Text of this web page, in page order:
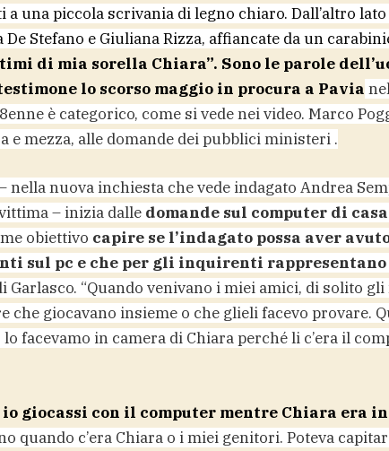
a una piccola scrivania di legno chiaro. Dall’altro
Stefano e Giuliana Rizza, affiancate da un
di mia sorella Chiara”. Sono le parole
lo scorso maggio in procura a Pavia
è categorico, come si vede nei video. Marco
e mezza, alle domande dei pubblici ministeri .
nella nuova inchiesta che vede indagato Andrea
– inizia dalledomande sul computer di casa
obiettivo capire se l’indagato possa aver
sul pc e che per gli inquirenti
Garlasco. “Quando venivano i miei amici, di solito
che giocavano insieme o che glieli facevo provare.
facevamo in camera di Chiara perché li c’era il
giocassi con il computer mentre Chiara era in
quando c’era Chiara o i miei genitori. Poteva